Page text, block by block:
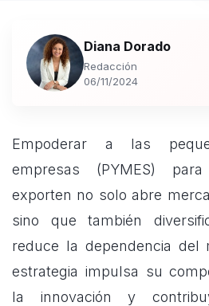
Diana Dorado
Redacción
06/11/2024
Empoderar a las
empresas (PYMES)
exporten no solo abre
sino que también
reduce la dependencia del
estrategia impulsa su
la innovación y